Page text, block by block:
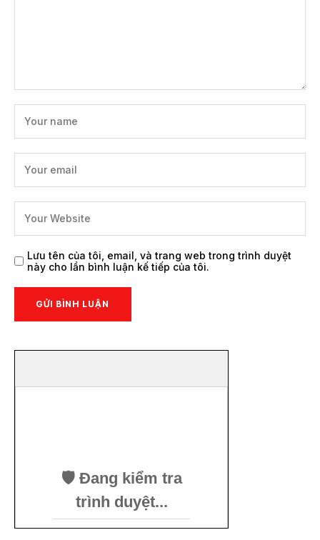
Lưu tên của tôi, email, và trang web trong trình duyệt
này cho lần bình luận kế tiếp của tôi.